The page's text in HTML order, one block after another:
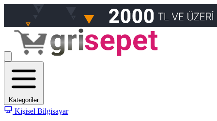
Kategoriler
Kişisel Bilgisayar